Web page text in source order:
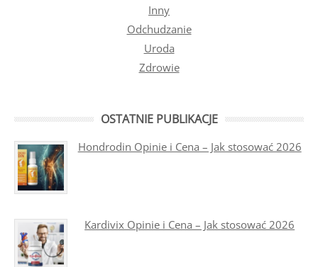
Inny
Odchudzanie
Uroda
Zdrowie
OSTATNIE PUBLIKACJE
Hondrodin Opinie i Cena – Jak stosować 2026
Kardivix Opinie i Cena – Jak stosować 2026